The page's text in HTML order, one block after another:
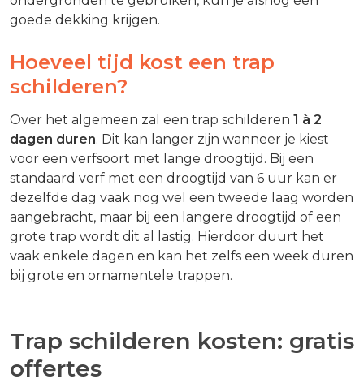
goede dekking krijgen.
Hoeveel tijd kost een trap
schilderen?
Over het algemeen zal een trap schilderen 1 à 2
dagen duren. Dit kan langer zijn wanneer je kiest
voor een verfsoort met lange droogtijd. Bij een
standaard verf met een droogtijd van 6 uur kan er
dezelfde dag vaak nog wel een tweede laag worden
aangebracht, maar bij een langere droogtijd of een
grote trap wordt dit al lastig. Hierdoor duurt het
vaak enkele dagen en kan het zelfs een week duren
bij grote en ornamentele trappen.
Trap schilderen kosten: gratis
offertes